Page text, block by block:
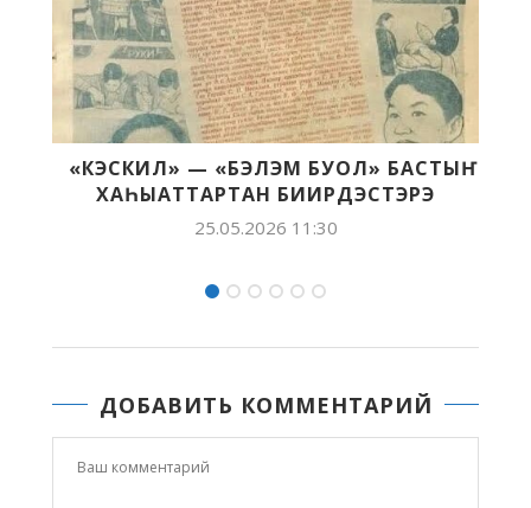
БАСТЫҤ
«ВОЛОДЯ УЛЬЯНОВ
БЭЧЭЭТТЭНИИМ УЛАХАН ЧИЭС
30.04.2026 10:34
ДОБАВИТЬ КОММЕНТАРИЙ